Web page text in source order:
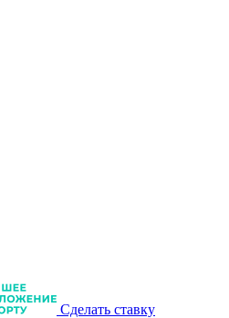
Сделать ставку